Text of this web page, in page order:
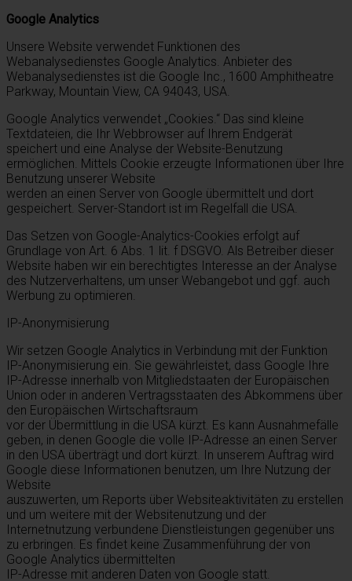
Google Analytics
Unsere Website verwendet Funktionen des
Webanalysedienstes Google Analytics. Anbieter des
Webanalysedienstes ist die Google Inc., 1600 Amphitheatre
Parkway, Mountain View, CA 94043, USA.
Google Analytics verwendet „Cookies.“ Das sind kleine
Textdateien, die Ihr Webbrowser auf Ihrem Endgerät
speichert und eine Analyse der Website-Benutzung
ermöglichen. Mittels Cookie erzeugte Informationen über Ihre
Benutzung unserer Website
werden an einen Server von Google übermittelt und dort
gespeichert. Server-Standort ist im Regelfall die USA.
Das Setzen von Google-Analytics-Cookies erfolgt auf
Grundlage von Art. 6 Abs. 1 lit. f DSGVO. Als Betreiber dieser
Website haben wir ein berechtigtes Interesse an der Analyse
des Nutzerverhaltens, um unser Webangebot und ggf. auch
Werbung zu optimieren.
IP-Anonymisierung
Wir setzen Google Analytics in Verbindung mit der Funktion
IP-Anonymisierung ein. Sie gewährleistet, dass Google Ihre
IP-Adresse innerhalb von Mitgliedstaaten der Europäischen
Union oder in anderen Vertragsstaaten des Abkommens über
den Europäischen Wirtschaftsraum
vor der Übermittlung in die USA kürzt. Es kann Ausnahmefälle
geben, in denen Google die volle IP-Adresse an einen Server
in den USA überträgt und dort kürzt. In unserem Auftrag wird
Google diese Informationen benutzen, um Ihre Nutzung der
Website
auszuwerten, um Reports über Websiteaktivitäten zu erstellen
und um weitere mit der Websitenutzung und der
Internetnutzung verbundene Dienstleistungen gegenüber uns
zu erbringen. Es findet keine Zusammenführung der von
Google Analytics übermittelten
IP-Adresse mit anderen Daten von Google statt.